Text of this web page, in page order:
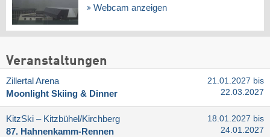
Webcam anzeigen
Veranstaltungen
Zillertal Arena
Moonlight Skiing & Dinner
21.01.2027 bis
22.03.2027
KitzSki – Kitzbühel/​Kirchberg
87. Hahnenkamm-Rennen
18.01.2027 bis
24.01.2027